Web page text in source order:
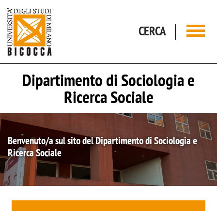
CERCA
Dipartimento di Sociologia e
Ricerca Sociale
Benvenuto/a sul sito del Dipartimento di Sociologia e
Ricerca Sociale